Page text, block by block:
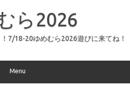
ら2026
7/18-20ゆめむら2026遊びに来てね！
Menu